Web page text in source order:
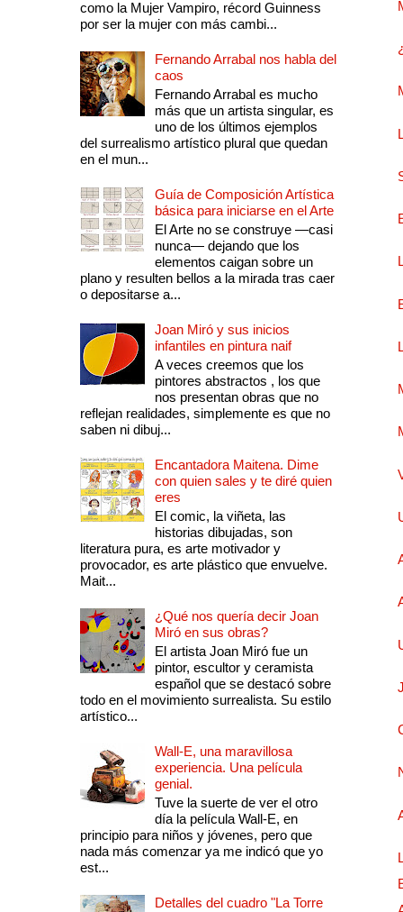
como la Mujer Vampiro, récord Guinness
por ser la mujer con más cambi...
Fernando Arrabal nos habla del
caos
Fernando Arrabal es mucho
más que un artista singular, es
uno de los últimos ejemplos
del surrealismo artístico plural que quedan
en el mun...
Guía de Composición Artística
básica para iniciarse en el Arte
El Arte no se construye —casi
nunca— dejando que los
elementos caigan sobre un
plano y resulten bellos a la mirada tras caer
o depositarse a...
Joan Miró y sus inicios
infantiles en pintura naif
A veces creemos que los
pintores abstractos , los que
nos presentan obras que no
reflejan realidades, simplemente es que no
saben ni dibuj...
Encantadora Maitena. Dime
con quien sales y te diré quien
eres
El comic, la viñeta, las
historias dibujadas, son
literatura pura, es arte motivador y
provocador, es arte plástico que envuelve.
Mait...
¿Qué nos quería decir Joan
Miró en sus obras?
El artista Joan Miró fue un
pintor, escultor y ceramista
español que se destacó sobre
todo en el movimiento surrealista. Su estilo
artístico...
Wall-E, una maravillosa
experiencia. Una película
genial.
Tuve la suerte de ver el otro
día la película Wall-E, en
principio para niños y jóvenes, pero que
nada más comenzar ya me indicó que yo
est...
Detalles del cuadro "La Torre